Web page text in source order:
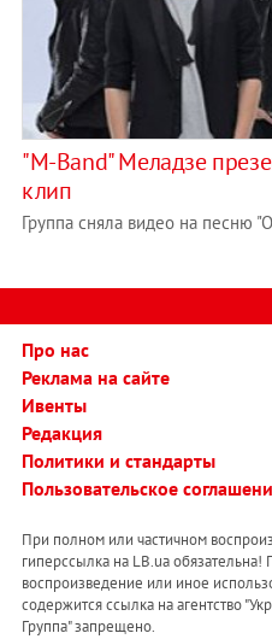
"M-Band" Меладзе
клип
Группа сняла видео на песню
Про нас
Реклама на сайте
Ивенты
Редакция
Политики и стандарты
Пользовательское
При полном или частичном
гиперссылка на LB.ua обязательна!
воспроизведение или иное
содержится ссылка на агентство
Группа" запрещено.